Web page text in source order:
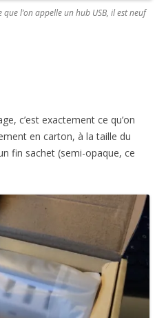
l’on appelle un hub USB, il est neuf
c’est exactement ce qu’on
en carton, à la taille du
fin sachet (semi-opaque, ce